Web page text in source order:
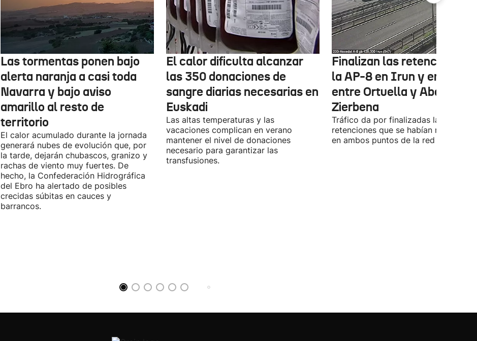
Las tormentas ponen bajo
alerta naranja a casi toda
Navarra y bajo aviso
amarillo al resto de
territorio
El calor acumulado durante la jornada
generará nubes de evolución que, por
la tarde, dejarán chubascos, granizo y
rachas de viento muy fuertes. De
hecho, la Confederación Hidrográfica
del Ebro ha alertado de posibles
crecidas súbitas en cauces y
barrancos.
El calor dificulta alcanzar
las 350 donaciones de
sangre diarias necesarias en
Euskadi
Las altas temperaturas y las
vacaciones complican en verano
mantener el nivel de donaciones
necesario para garantizar las
transfusiones.
Finalizan las retenciones
la AP-8 en Irun y en la A-8
entre Ortuella y Abanto-
Zierbena
Tráfico da por finalizadas las
retenciones que se habían registrado
en ambos puntos de la red viaria